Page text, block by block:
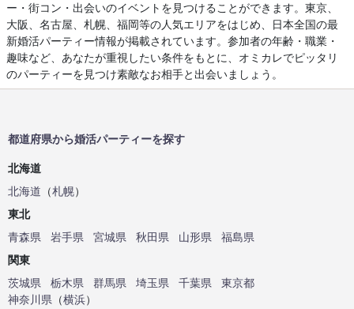
ー・街コン・出会いのイベントを見つけることができます。東京、
大阪、名古屋、札幌、福岡等の人気エリアをはじめ、日本全国の最
新婚活パーティー情報が掲載されています。参加者の年齢・職業・
趣味など、あなたが重視したい条件をもとに、オミカレでピッタリ
のパーティーを見つけ素敵なお相手と出会いましょう。
都道府県から婚活パーティーを探す
北海道
北海道 （札幌）
東北
青森県
岩手県 宮城県 秋田県 山形県
福島県
関東
茨城県
栃木県 群馬県 埼玉県 千葉県
東京都
神奈川県 （横浜）